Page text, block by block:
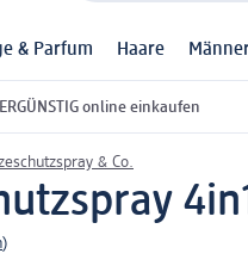
& Parfum Haare
online einkaufen
& Co.
)